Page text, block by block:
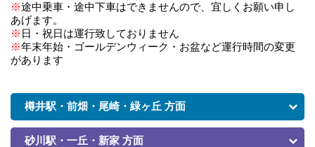
※途中乗車・途中下車はできませんので、宜しくお願い申し
あげます。
※ 日・祝日は運行致しておりません
※年末年始・ゴールデンウィーク・お盆など運行時間の変更
があります
樽井駅・前畑・尾崎・緑ヶ丘 方面
砂川駅・一丘・新家 方面